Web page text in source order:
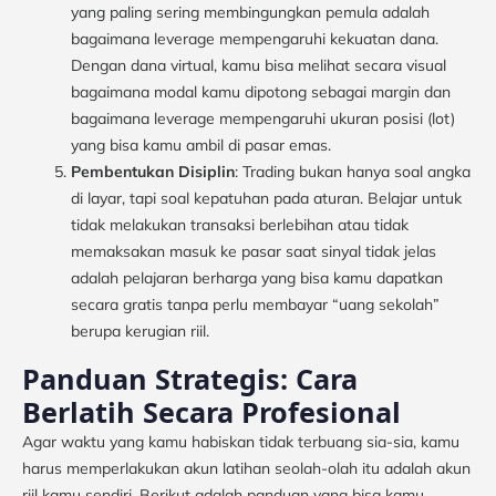
yang paling sering membingungkan pemula adalah
bagaimana leverage mempengaruhi kekuatan dana.
Dengan dana virtual, kamu bisa melihat secara visual
bagaimana modal kamu dipotong sebagai margin dan
bagaimana leverage mempengaruhi ukuran posisi (lot)
yang bisa kamu ambil di pasar emas.
Pembentukan Disiplin: Trading bukan hanya soal angka
di layar, tapi soal kepatuhan pada aturan. Belajar untuk
tidak melakukan transaksi berlebihan atau tidak
memaksakan masuk ke pasar saat sinyal tidak jelas
adalah pelajaran berharga yang bisa kamu dapatkan
secara gratis tanpa perlu membayar “uang sekolah”
berupa kerugian riil.
Panduan Strategis: Cara
Berlatih Secara Profesional
Agar waktu yang kamu habiskan tidak terbuang sia-sia, kamu
harus memperlakukan akun latihan seolah-olah itu adalah akun